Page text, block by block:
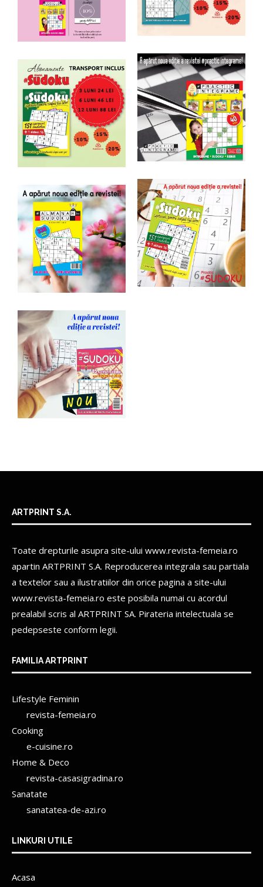
ARTPRINT S.A.
Toate drepturile asupra site-ului www.revista-femeia.ro
apartin ARTPRINT S.A. Reproducerea integrala sau partiala
a textelor sau a ilustratiilor din orice pagina a site-ului
www.revista-femeia.ro este posibila numai cu acordul
prealabil scris al ARTPRINT SA. Pirateria intelectuala se
pedepseste conform legii.
FAMILIA ARTPRINT
Lifestyle Feminin
revista-femeia.ro
Cooking
e-cuisine.ro
Home & Deco
revista-casasigradina.ro
Sanatate
sanatatea-de-azi.ro
LINKURI UTILE
Acasa